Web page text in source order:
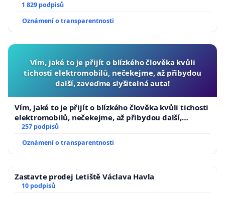
1 829 podpisů
Oznámení o transparentnosti
Vím, jaké to je přijít o blízkého člověka kvůli
tichosti elektromobilů, nečekejme, až přibydou
další, zaveďme slyšitelná auta!
Vím, jaké to je přijít o blízkého člověka kvůli tichosti
elektromobilů, nečekejme, až přibydou další,
zaveďme slyšitelná auta!
257 podpisů
Oznámení o transparentnosti
Zastavte prodej Letiště Václava Havla
10 podpisů